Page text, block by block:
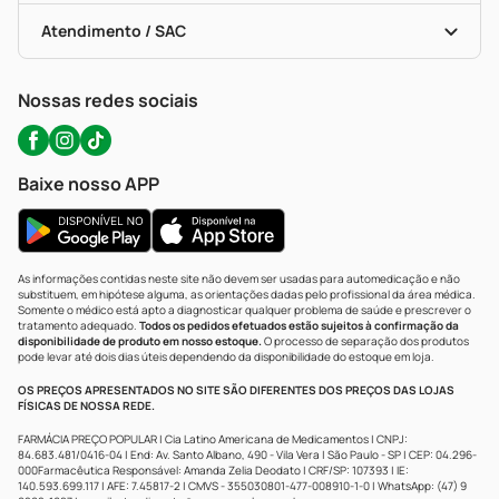
Bulas De A A Z
Políticas De Marketplace
Autoteste Covid-19
Portal Da Privacidade
Atendimento / SAC
Nossas redes sociais
Baixe nosso APP
As informações contidas neste site não devem ser usadas para automedicação e não
substituem, em hipótese alguma, as orientações dadas pelo profissional da área médica.
Somente o médico está apto a diagnosticar qualquer problema de saúde e prescrever o
tratamento adequado. Todos os pedidos efetuados estão sujeitos à confirmação da
disponibilidade de produto em nosso estoque.O processo de separação dos produtos
pode levar até dois dias úteis dependendo da disponibilidade do estoque em loja.
OS PREÇOS APRESENTADOS NO SITE SÃO DIFERENTES DOS PREÇOS DAS LOJAS
FÍSICAS DE NOSSA REDE.
FARMÁCIA PREÇO POPULAR | Cia Latino Americana de Medicamentos | CNPJ:
84.683.481/0416-04 | End: Av. Santo Albano, 490 - Vila Vera | São Paulo - SP | CEP: 04.296-
000Farmacêutica Responsável: Amanda Zelia Deodato | CRF/SP: 107393 | IE:
140.593.699.117 | AFE: 7.45817-2 | CMVS - 355030801-477-008910-1-0 | WhatsApp: (47) 9